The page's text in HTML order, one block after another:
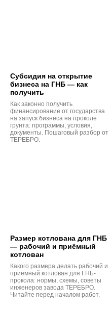
Субсидия на открытие
бизнеса на ГНБ — как
получить
Как законно получить
финансирование от государства
на запуск бизнеса на проколе
грунта: программы, условия,
документы. Пошаговый разбор от
ТЕРЕБРО.
Размер котлована для ГНБ
— рабочий и приёмный
котлован
Какого размера делать рабочий и
приёмный котлован для ГНБ-
прокола: нормы, схемы, советы
инженеров завода ТЕРЕБРО.
Читайте перед началом работ.